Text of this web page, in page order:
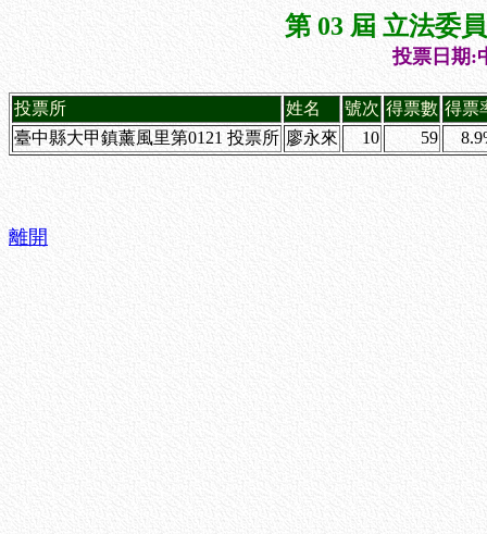
第 03 屆 立法委
投票日期:
投票所 姓名 號次 得票數 得票
臺中縣大甲鎮薰風里第0121 投票所 廖永來 10 59
離開